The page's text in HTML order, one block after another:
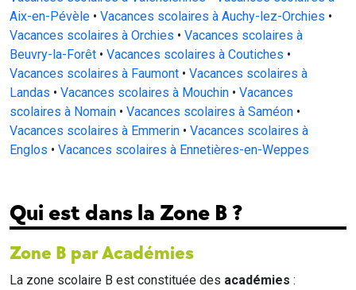
Aix-en-Pévèle • Vacances scolaires à Auchy-lez-Orchies •
Vacances scolaires à Orchies • Vacances scolaires à
Beuvry-la-Forêt • Vacances scolaires à Coutiches •
Vacances scolaires à Faumont • Vacances scolaires à
Landas • Vacances scolaires à Mouchin • Vacances
scolaires à Nomain • Vacances scolaires à Saméon •
Vacances scolaires à Emmerin • Vacances scolaires à
Englos • Vacances scolaires à Ennetières-en-Weppes
Qui est dans la Zone B ?
Zone B par Académies
La zone scolaire B est constituée des académies :